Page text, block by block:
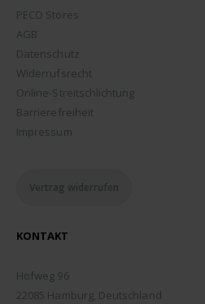
PECO Stores
AGB
Datenschutz
Widerrufsrecht
Online-Streitschlichtung
Barrierefreiheit
Impressum
Vertrag widerrufen
KONTAKT
Hofweg 96
22085 Hamburg, Deutschland